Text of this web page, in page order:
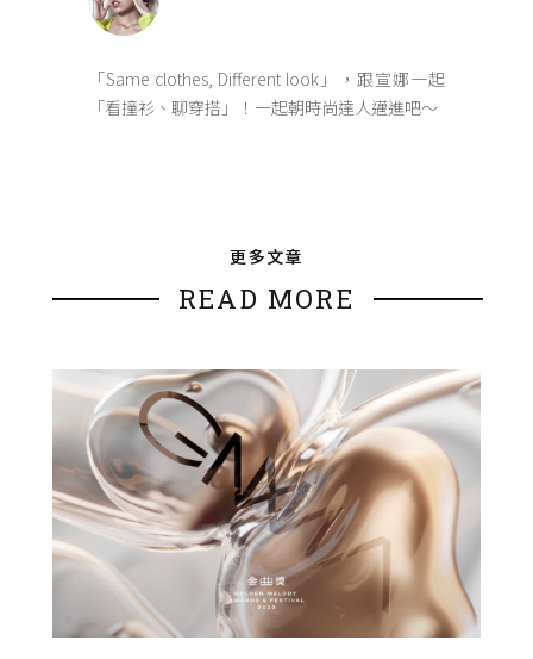
「Same clothes, Different look」，跟宣娜一起
「看撞衫、聊穿搭」！一起朝時尚達人邁進吧～
更多文章
READ MORE